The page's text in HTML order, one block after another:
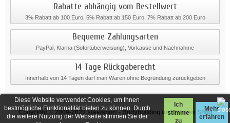
Diese Website verwendet Cookies, um Ihnen
bestmögliche Funktionalität bieten zu können. Durch
die weitere Nutzung der Webseite stimmen Sie der
Ich
stimme
zu
Mehr
erfahren
Rabatte abhängig vom Bestellwert
3% Rabatt ab 100 Euro, 5% Rabatt ab 150 Euro, 7% Rabatt ab 200 Euro
Bequeme Zahlungsarten
PayPal, Klarna (Sofortüberweisung), Vorkasse und Nachnahme
14 Tage Rückgaberecht
Innerhalb von 14 Tagen darf man Waren ohne Begründung zurückgeben
Copyright © 2009-2020steelsport- Bodybuilding und Fitness Shop